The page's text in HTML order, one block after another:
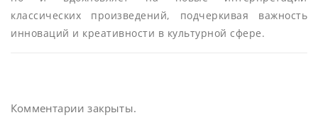
классических произведений, подчеркивая важность
инноваций и креативности в культурной сфере.
Комментарии закрыты.